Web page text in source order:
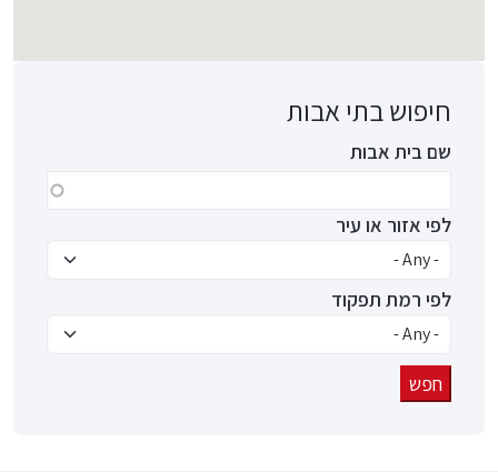
חיפוש בתי אבות
שם בית אבות
לפי אזור או עיר
לפי רמת תפקוד